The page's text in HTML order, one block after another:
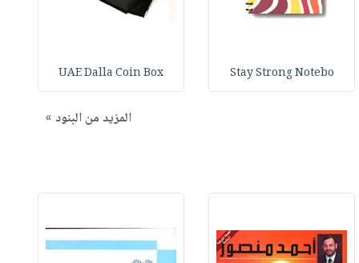
Stay Strong Notebo
UAE Dalla Coin Box
المزيد من البنود »